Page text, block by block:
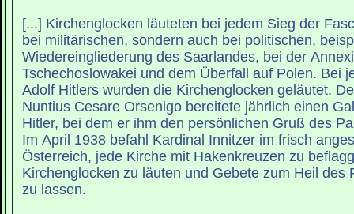
[...] Kirchenglocken läuteten bei jedem Sieg der
bei militärischen, sondern auch bei politischen,
Wiedereingliederung des Saarlandes, bei der
Tschechoslowakei und dem Überfall auf Polen. Bei
Adolf Hitlers wurden die Kirchenglocken geläutet.
Nuntius Cesare Orsenigo bereitete jährlich einen
Hitler, bei dem er ihm den persönlichen Gruß des
Im April 1938 befahl Kardinal Innitzer im frisch
Österreich, jede Kirche mit Hakenkreuzen zu
Kirchenglocken zu läuten und Gebete zum Heil des
zu lassen.